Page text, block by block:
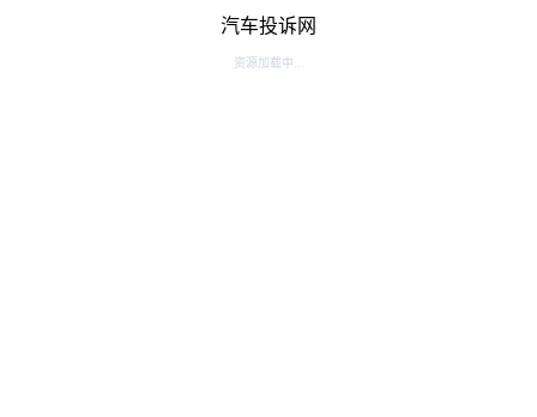
汽车投诉网
资源加载中...